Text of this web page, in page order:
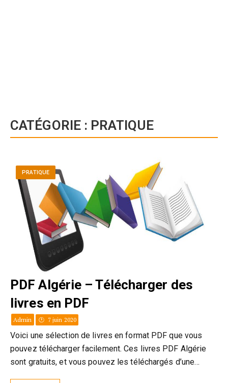
CATÉGORIE : PRATIQUE
PRATIQUE
PDF Algérie – Télécharger des
livres en PDF
Admin 7 juin 2020
Voici une sélection de livres en format PDF que vous
pouvez télécharger facilement. Ces livres PDF Algérie
sont gratuits, et vous pouvez les téléchargés d’une…